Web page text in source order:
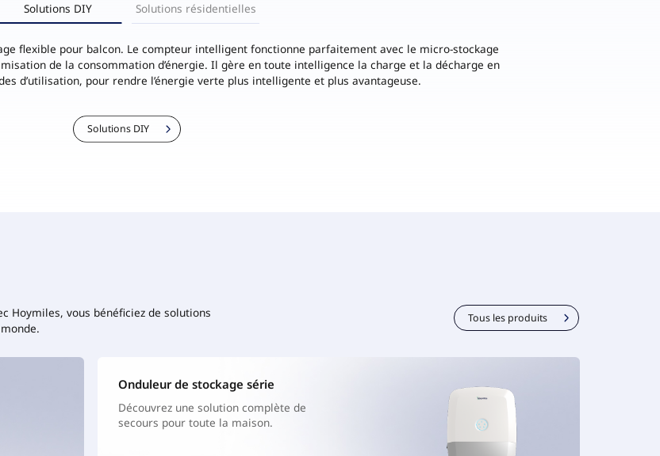
Solutions DIY Solutions résidentielles
flexible pour balcon. Le compteur intelligent fonctionne parfaitement avec le micro-stockage
de la consommation d’énergie. Il gère en toute intelligence la charge et la décharge en
d’utilisation, pour rendre l’énergie verte plus intelligente et plus avantageuse.
Solutions DIY
Solutions résidentielles
Hoymiles, vous bénéficiez de solutions
Tous les produits
Onduleur de stockage série
Découvrez une solution complète de
secours pour toute la maison.